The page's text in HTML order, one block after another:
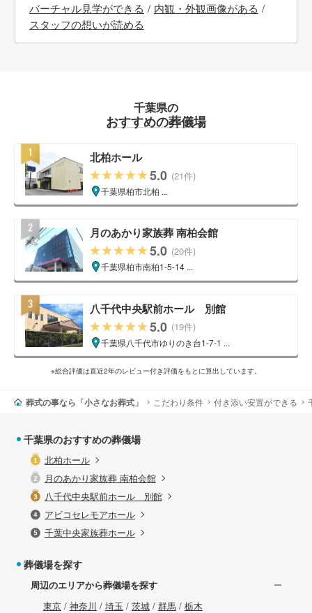
バーチャル見学ができる
内観・外観画像がある
スタッフの想いが読める
千葉県の
おすすめの葬儀場
北柏ホール
5.0 (21件)
千葉県柏市北柏 ...
月のあかり家族葬 南柏会館
5.0 (20件)
千葉県柏市南柏1-5-14 ...
八千代中央駅前ホール 別館
5.0 (19件)
千葉県八千代市ゆりのき台1-7-1 ...
※総合評価は直近2年のレビュー付き評価をもとに算出しています。
葬式の事なら「小さなお葬式」 こだわり条件 付き添い安置ができる
千葉県のおすすめの葬儀場
北柏ホール
月のあかり家族葬 南柏会館
八千代中央駅前ホール 別館
アビコセレモアホール
千葉中央家族葬ホール
葬儀場を探す
周辺のエリアから葬儀場を探す
東京/ 神奈川 / 埼玉 / 茨城/ 群馬/ 栃木